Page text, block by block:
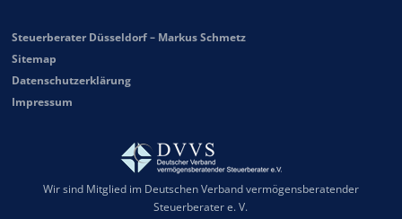
Steuerberater Düsseldorf – Markus Schmetz
Sitemap
Datenschutzerklärung
Impressum
Wir sind Mitglied im Deutschen Verband vermögensberatender
Steuerberater e. V.